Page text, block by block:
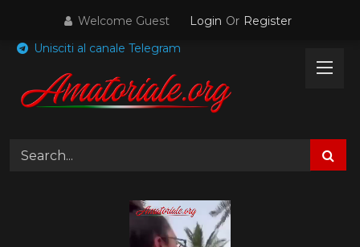
content
Welcome Guest Login Or Register
Unisciti al canale Telegram